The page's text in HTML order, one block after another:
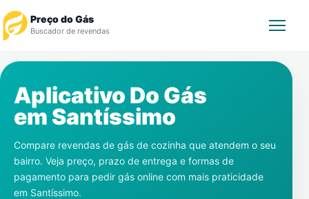
Preço do Gás
Buscador de revendas
Revendedor
Notícias
Cadastre-se
Aplicativo Do Gás
em Santíssimo
Compare revendas de gás de cozinha que atendem o seu
bairro. Veja preço, prazo de entrega e formas de
pagamento para pedir gás online com mais praticidade
em Santíssimo.